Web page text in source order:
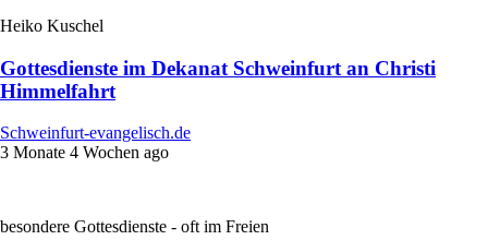
Heiko Kuschel
Gottesdienste im Dekanat Schweinfurt an Christi
Himmelfahrt
Schweinfurt-evangelisch.de
3 Monate 4 Wochen ago
besondere Gottesdienste - oft im Freien